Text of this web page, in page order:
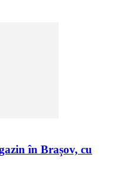
în Brașov, cu